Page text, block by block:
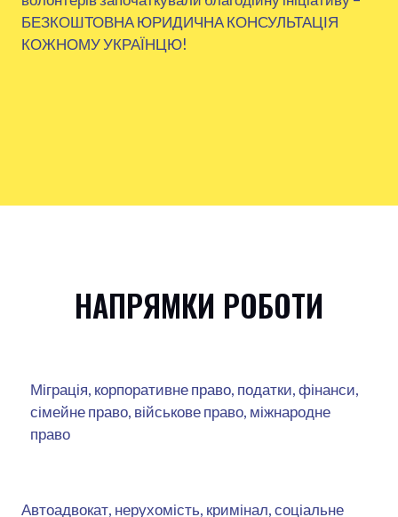
БЕЗКОШТОВНА ЮРИДИЧНА КОНСУЛЬТАЦІЯ
КОЖНОМУ УКРАЇНЦЮ!
НАПРЯМКИ РОБОТИ
Міграція, корпоративне право, податки, фінанси,
сімейне право, військове право, міжнародне
право
Автоадвокат, нерухомість, кримінал, соціальне